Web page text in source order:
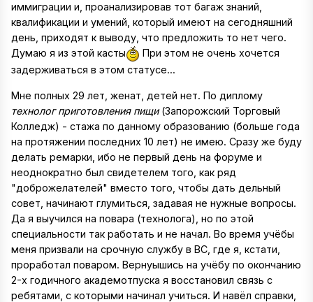
иммиграции и, проанализировав тот багаж знаний,
квалификации и умений, который имеют на сегодняшний
день, приходят к выводу, что предложить то нет чего.
Думаю я из этой касты
При этом не очень хочется
задерживаться в этом статусе...
Мне полных 29 лет, женат, детей нет. По диплому
технолог приготовления пищи(Запорожский Торговый
Колледж) - стажа по данному образованию (больше года
на протяжении последних 10 лет) не имею. Сразу же буду
делать ремарки, ибо не первый день на форуме и
неоднократно был свидетелем того, как ряд
"доброжелателей" вместо того, чтобы дать дельный
совет, начинают глумиться, задавая не нужные вопросы.
Да я выучился на повара (технолога), но по этой
специальности так работать и не начал. Во время учёбы
меня призвали на срочную службу в ВС, где я, кстати,
проработал поваром. Вернуышись на учёбу по окончанию
2-х годичного академотпуска я восстановил связь с
ребятами, с которыми начинал учиться. И навёл справки,